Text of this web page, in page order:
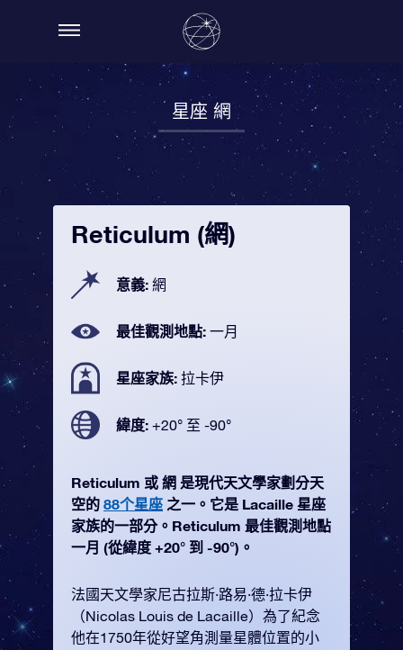
星座 網
Reticulum (網)
意義: 網
最佳觀測地點: 一月
星座家族: 拉卡伊
緯度: +20° 至 -90°
Reticulum 或 網 是現代天文學家劃分天
空的 88个星座 之一。它是 Lacaille 星座
家族的一部分。Reticulum 最佳觀測地點
一月 (從緯度 +20° 到 -90°)。
法國天文學家尼古拉斯·路易·德·拉卡伊
（Nicolas Louis de Lacaille）為了紀念
他在1750年從好望角測量星體位置的小